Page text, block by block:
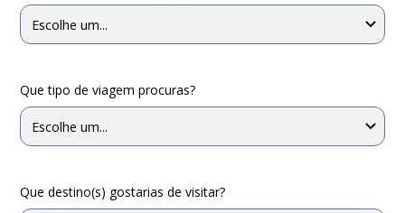
Que tipo de viagem procuras?
Que destino(s) gostarias de visitar?